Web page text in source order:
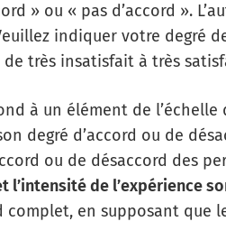
» ou « pas d’accord ».
indiquer votre degré
très insatisfait à très
à un élément de
degré d’accord ou de
ou de désaccord des
l’intensité de l’expérience
complet, en supposant que